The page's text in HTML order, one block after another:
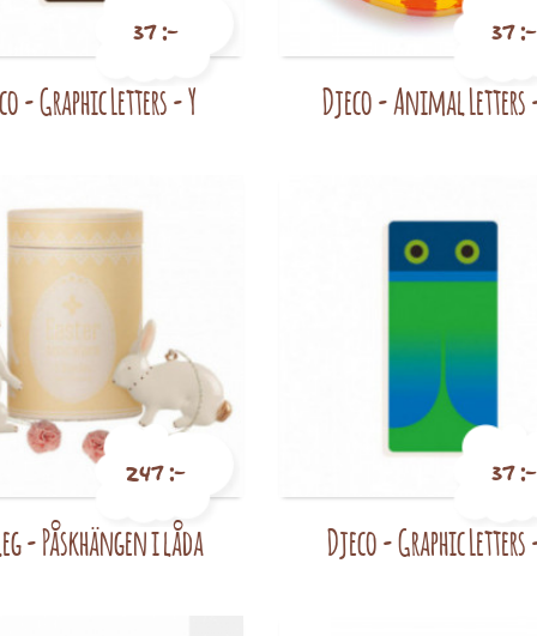
Pris
37 :-
- Graphic Letters - Y Pris
37 :-
Djeco - Animal Letters
Pris
247 :-
- Påskhängen i låda Pris
37 :-
Djeco - Graphic